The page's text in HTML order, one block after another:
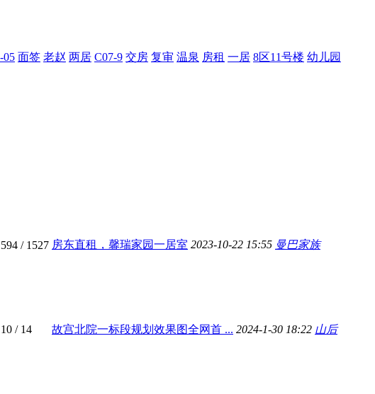
05 面签 老赵 两居 C07-9 交房 复审 温泉 房租 一居 8区11号楼 幼儿园
594 / 1527 房东直租，馨瑞家园一居室 2023-10-22 15:55 曼巴家族
10 / 14 故宫北院一标段规划效果图全网首 ... 2024-1-30 18:22 山后